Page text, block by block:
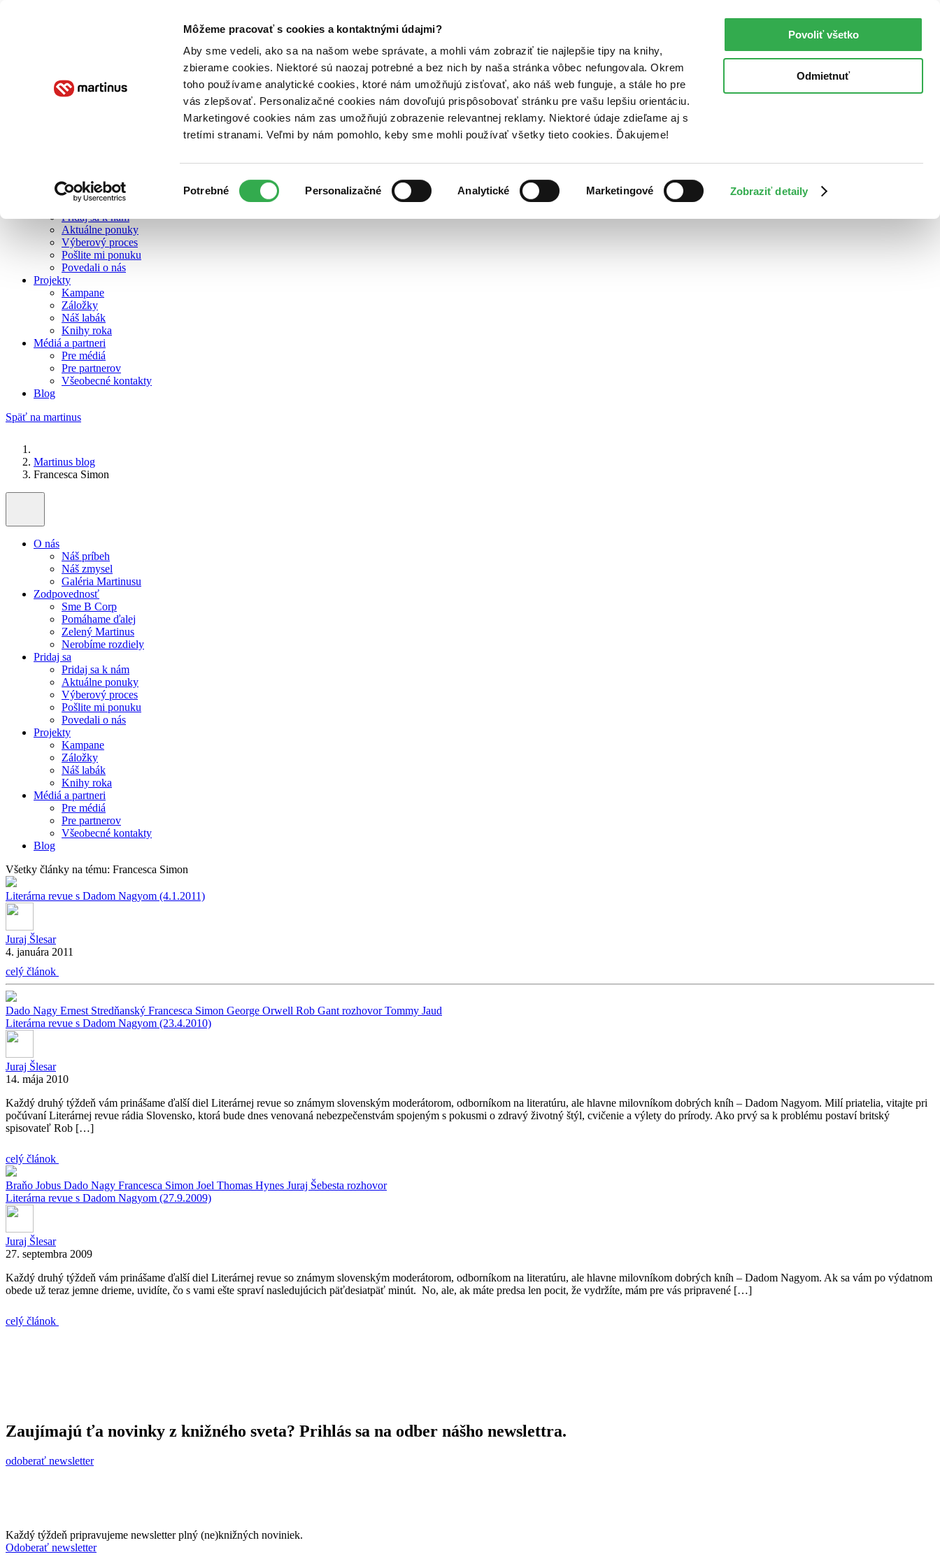
Môžeme pracovať s cookies a kontaktnými údajmi?
Aby sme vedeli, ako sa na našom webe správate, a mohli vám zobraziť tie najlepšie tipy na knihy,
zbierame cookies. Niektoré sú naozaj potrebné a bez nich by naša stránka vôbec nefungovala. Okrem
toho používame analytické cookies, ktoré nám umožňujú zisťovať, ako náš web funguje, a stále ho pre
vás zlepšovať. Personalizačné cookies nám dovoľujú prispôsobovať stránku pre vašu lepšiu orientáciu.
Marketingové cookies nám zas umožňujú zobrazenie relevantnej reklamy. Niektoré údaje zdieľame aj s
tretími stranami. Veľmi by nám pomohlo, keby sme mohli používať všetky tieto cookies. Ďakujeme!
súhlasu
Potrebné Personalizačné Analytické Marketingové Zobraziť detaily
Povoliť všetko
Odmietnuť
O nás
Zelený Martinus
Nerobíme rozdiely
Pridaj sa k nám
Aktuálne ponuky
Výberový proces
Pošlite mi ponuku
Povedali o nás
Projekty
Kampane
Záložky
Náš labák
Knihy roka
Médiá a partneri
Pre médiá
Pre partnerov
Všeobecné kontakty
Blog
Späť na martinus
Martinus blog
Francesca Simon
O nás
Náš príbeh
Náš zmysel
Galéria Martinusu
Zodpovednosť
Sme B Corp
Pomáhame ďalej
Zelený Martinus
Nerobíme rozdiely
Pridaj sa
Pridaj sa k nám
Aktuálne ponuky
Výberový proces
Pošlite mi ponuku
Povedali o nás
Projekty
Kampane
Záložky
Náš labák
Knihy roka
Médiá a partneri
Pre médiá
Pre partnerov
Všeobecné kontakty
Blog
Všetky články na tému: Francesca Simon
Literárna revue s Dadom Nagyom (4.1.2011)
Juraj Šlesar
4. januára 2011
celý článok
Dado Nagy Ernest Stredňanský Francesca Simon George Orwell Rob Gant rozhovorTommy Jaud
Literárna revue s Dadom Nagyom (23.4.2010)
Juraj Šlesar
14. mája 2010
Každý druhý týždeň vám prinášame ďalší diel Literárnej revue so známym slovenským moderátorom, odborníkom na literatúru, ale hlavne milovníkom dobrých kníh – Dadom Nagyom. Milí priatelia, vitajte pri
počúvaní Literárnej revue rádia Slovensko, ktorá bude dnes venovaná nebezpečenstvám spojeným s pokusmi o zdravý životný štýl, cvičenie a výlety do prírody. Ako prvý sa k problému postaví britský
spisovateľ Rob […]
celý článok
Braňo Jobus Dado Nagy Francesca Simon Joel Thomas Hynes Juraj Šebesta rozhovor
Literárna revue s Dadom Nagyom (27.9.2009)
Juraj Šlesar
27. septembra 2009
Každý druhý týždeň vám prinášame ďalší diel Literárnej revue so známym slovenským moderátorom, odborníkom na literatúru, ale hlavne milovníkom dobrých kníh – Dadom Nagyom. Ak sa vám po výdatnom
obede už teraz jemne drieme, uvidíte, čo s vami ešte spraví nasledujúcich päťdesiatpäť minút. No, ale, ak máte predsa len pocit, že vydržíte, mám pre vás pripravené […]
celý článok
Zaujímajú ťa novinky z knižného sveta? Prihlás sa na odber nášho newslettra.
odoberať newsletter
Každý týždeň pripravujeme newsletter plný (ne)knižných noviniek.
Odoberať newsletter